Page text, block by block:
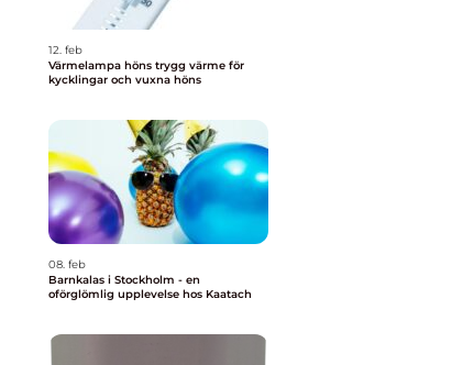
12. feb
Värmelampa höns trygg värme för
kycklingar och vuxna höns
08. feb
Barnkalas i Stockholm - en
oförglömlig upplevelse hos Kaatach